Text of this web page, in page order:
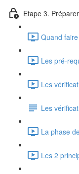
Etape 3.
Quand
Les pré-
Les
Les
La phase
Les 2